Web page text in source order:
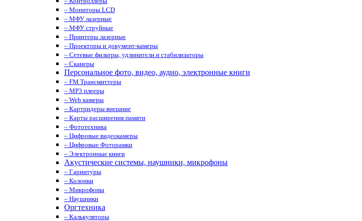
– Мониторы LCD
– МФУ лазерные
– МФУ струйные
– Принтеры лазерные
– Проекторы и документ-камеры
– Сетевые фильтры, удлинители и стабилизаторы
– Сканеры
Персональное фото, видео, аудио, электронные книги
– FM Трансмиттеры
– MP3 плееры
– Web камеры
– Картридеры внешние
– Карты расширения памяти
– Фототехника
– Цифровые видеокамеры
– Цифровые Фоторамки
– Электронные книги
Акустические системы, наушники, микрофоны
– Гарнитуры
– Колонки
– Микрофоны
– Наушники
Оргтехника
– Калькуляторы